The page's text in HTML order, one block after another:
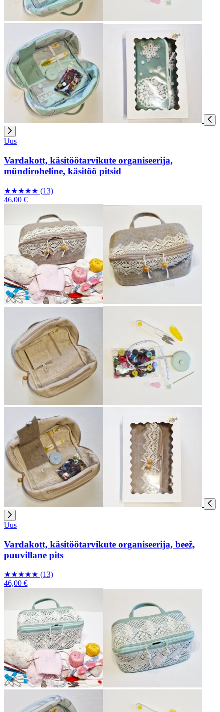
Uus
Vardakott, käsitöötarvikute organiseerija,
mündiroheline, käsitöö pitsid
★★★★★ (13)
46,00 €
Uus
Vardakott, käsitöötarvikute organiseerija, beež,
puuvillane pits
★★★★★ (13)
46,00 €